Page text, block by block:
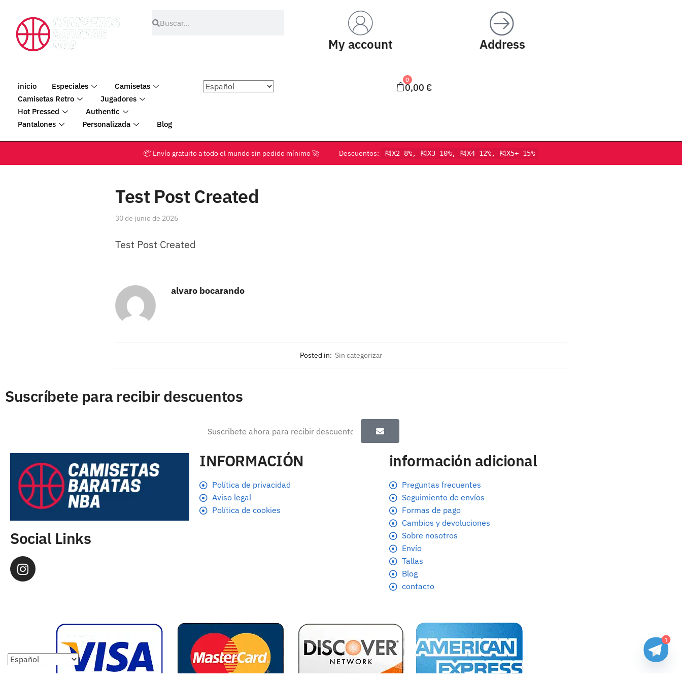
My account Address
inicio Especiales
Camisetas
Camisetas Retro
Jugadores
Hot Pressed
Authentic
Pantalones
Personalizada Blog
0
0,00 €
📦 Envío gratuito a todo el mundo sin pedido mínimo 🚀 Descuentos: 🎽X2 8%, 🎽X3 10%, 🎽X4 12%, 🎽X5+ 15%
Test Post Created
30 de junio de 2026
Test Post Created
alvaro bocarando
Posted in: Sin categorizar
Suscríbete para recibir descuentos
Social Links
INFORMACIÓN
Política de privacidad
Aviso legal
Política de cookies
información adicional
Preguntas frecuentes
Seguimiento de envíos
Formas de pago
Cambios y devoluciones
Sobre nosotros
Envío
Tallas
Blog
contacto
1